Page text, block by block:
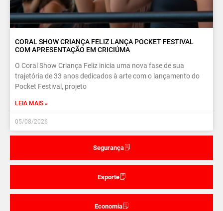
Segurança
Esporte
Economia
CORAL SHOW CRIANÇA FELIZ LANÇA POCKET FESTIVAL
COM APRESENTAÇÃO EM CRICIÚMA
O Coral Show Criança Feliz inicia uma nova fase de sua
trajetória de 33 anos dedicados à arte com o lançamento do
Pocket Festival, projeto
LEIA MAIS »
05/08/2026